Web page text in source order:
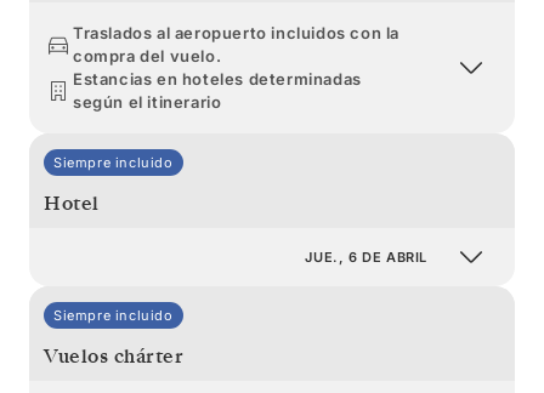
Traslados al aeropuerto incluidos con la
compra del vuelo.
Estancias en hoteles determinadas
según el itinerario
Siempre incluido
Hotel
JUE., 6 DE ABRIL
Siempre incluido
Vuelos chárter